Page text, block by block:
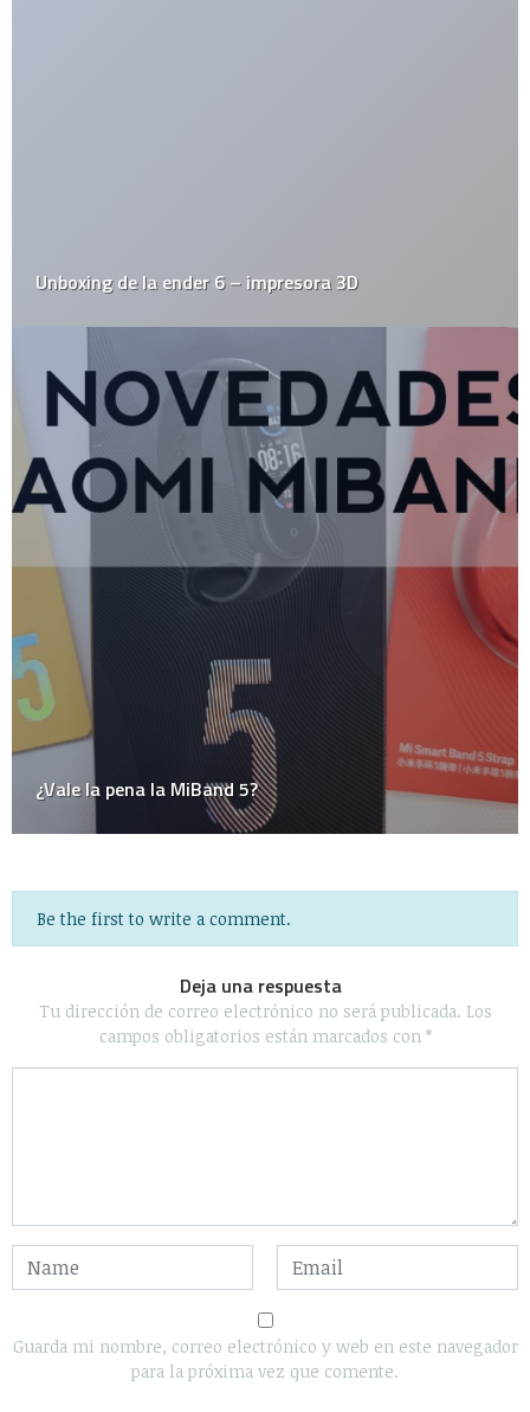
Be the first to write a comment.
Deja una respuesta
Tu dirección de correo electrónico no será publicada. Los
campos obligatorios están marcados con *
Guarda mi nombre, correo electrónico y web en este navegador
para la próxima vez que comente.